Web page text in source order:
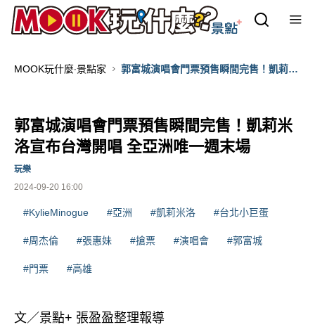
MOOK玩什麼‧景點家
郭富城演唱會門票預售瞬間完售！凱莉米
郭富城演唱會門票預售瞬間完售！凱莉米
洛宣布台灣開唱 全亞洲唯一週末場
2024-09-20 16:00
玩樂
#KylieMinogue #亞洲 #凱莉米洛 #台北小巨蛋
#周杰倫 #張惠妹 #搶票 #演唱會 #郭富城
#門票 #高雄
文／景點+ 張盈盈整理報導